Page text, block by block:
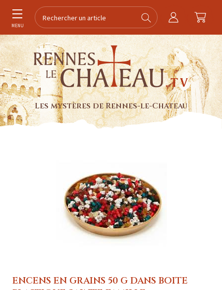
MENU
Les mystères de Rennes-le-Chateau
ENCENS EN GRAINS 50 G DANS BOITE